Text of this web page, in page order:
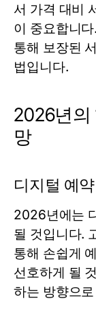
서 가격 대비
이 중요합니
통해 보장된
법입니다.
2026년의
망
디지털 예
2026년에는
될 것입니다.
통해 손쉽게
선호하게 될
하는 방향으